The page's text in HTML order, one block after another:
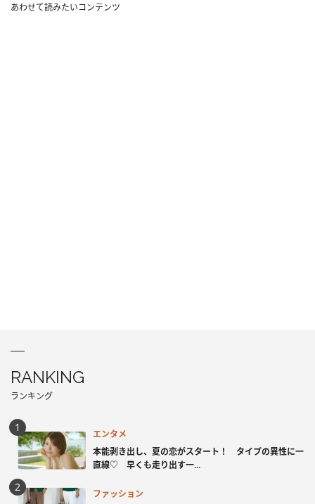
あわせて読みたいコンテンツ
RANKING
ランキング
エンタメ
本能剥き出し、夏の恋がスタート！ タイプの異性に一
直線♡ 早くも走り出す一...
ファッション